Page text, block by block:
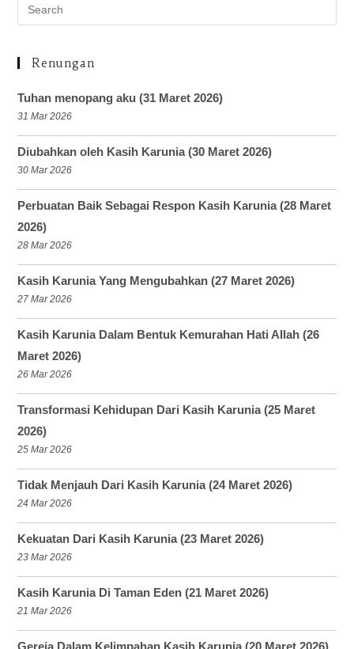
Renungan
Tuhan menopang aku (31 Maret 2026)
31 Mar 2026
Diubahkan oleh Kasih Karunia (30 Maret 2026)
30 Mar 2026
Perbuatan Baik Sebagai Respon Kasih Karunia (28 Maret
2026)
28 Mar 2026
Kasih Karunia Yang Mengubahkan (27 Maret 2026)
27 Mar 2026
Kasih Karunia Dalam Bentuk Kemurahan Hati Allah (26
Maret 2026)
26 Mar 2026
Transformasi Kehidupan Dari Kasih Karunia (25 Maret
2026)
25 Mar 2026
Tidak Menjauh Dari Kasih Karunia (24 Maret 2026)
24 Mar 2026
Kekuatan Dari Kasih Karunia (23 Maret 2026)
23 Mar 2026
Kasih Karunia Di Taman Eden (21 Maret 2026)
21 Mar 2026
Gereja Dalam Kelimpahan Kasih Karunia (20 Maret 2026)